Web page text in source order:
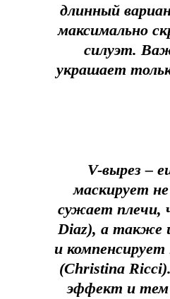
длинный
максимально
силуэт.
украшает
V-вырез –
маскирует
сужает плечи,
Diaz), а также
и
(Christina
эффект и тем